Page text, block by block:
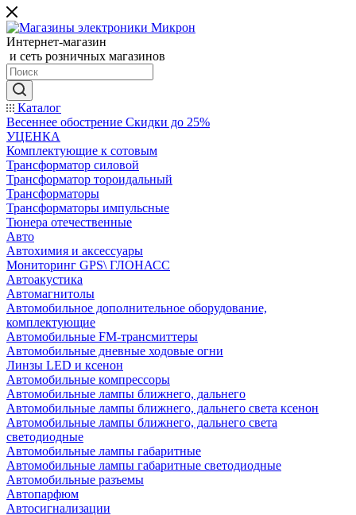
Интернет-магазин
и сеть розничных магазинов
Каталог
Весеннее обострение Скидки до 25%
УЦЕНКА
Комплектующие к сотовым
Трансформатор силовой
Трансформатор тороидальный
Трансформаторы
Трансформаторы импульсные
Тюнера отечественные
Авто
Автохимия и аксессуары
Мониторинг GPS\ ГЛОНАСС
Автоакустика
Автомагнитолы
Автомобильное дополнительное оборудование,
комплектующие
Автомобильные FM-трансмиттеры
Автомобильные дневные ходовые огни
Линзы LED и ксенон
Автомобильные компрессоры
Автомобильные лампы ближнего, дальнего
Автомобильные лампы ближнего, дальнего света ксенон
Автомобильные лампы ближнего, дальнего света
светодиодные
Автомобильные лампы габаритные
Автомобильные лампы габаритные светодиодные
Автомобильные разъемы
Автопарфюм
Автосигнализации